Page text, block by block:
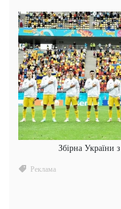
Збірна України